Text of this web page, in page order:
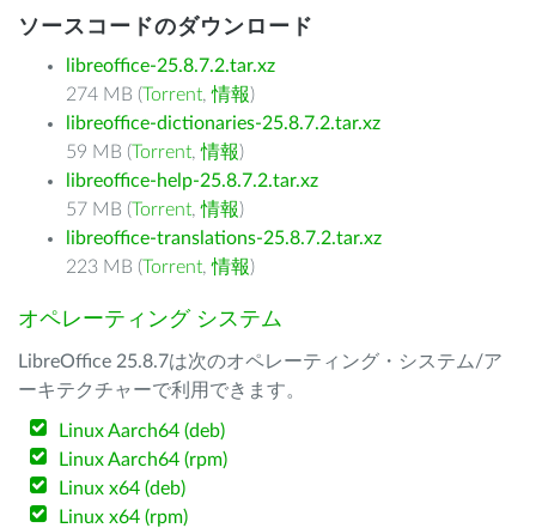
ソースコードのダウンロード
libreoffice-25.8.7.2.tar.xz
274 MB (Torrent,情報)
libreoffice-dictionaries-25.8.7.2.tar.xz
59 MB (Torrent,情報)
libreoffice-help-25.8.7.2.tar.xz
57 MB (Torrent,情報)
libreoffice-translations-25.8.7.2.tar.xz
223 MB (Torrent,情報)
オペレーティング システム
LibreOffice 25.8.7は次のオペレーティング・システム/ア
ーキテクチャーで利用できます。
Linux Aarch64 (deb)
Linux Aarch64 (rpm)
Linux x64 (deb)
Linux x64 (rpm)